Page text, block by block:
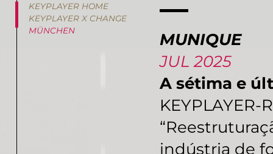
MUNIQUE
JUL 2025
A sétima e
KEYPLAYER-
indústria de
KEYPLAYER HOME
KEYPLAYER X CHANGE
MÜNCHEN